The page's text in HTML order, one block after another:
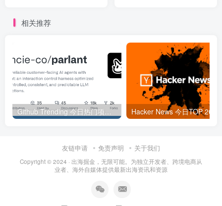
相关推荐
Github Trending 今日热门项目 | 2025-09-06
友链申请 免责声明 关于我们
Copyright © 2024 · 出海掘金，无限可能。为独立开发者、跨境电商从
业者、海外自媒体提供最新出海资讯和资源